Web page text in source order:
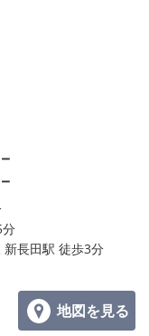
－
－
長田駅 徒歩3分
地図を見る